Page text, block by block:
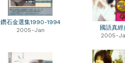
鑽石金選集1990-1994
2005-Jan
國語真經
2005-